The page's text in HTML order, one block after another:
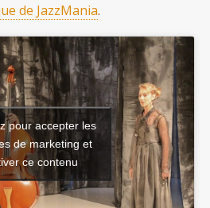
de JazzMania.
pour accepter les
de marketing et
ce contenu